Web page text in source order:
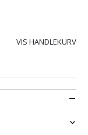
VIS HANDLEKURV